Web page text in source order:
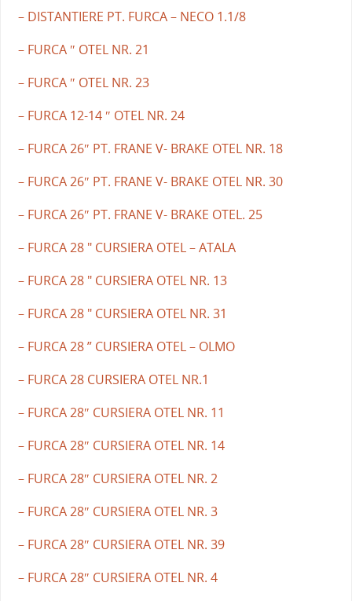
– DISTANTIERE PT. FURCA – NECO 1.1/8
– FURCA ″ OTEL NR. 21
– FURCA ″ OTEL NR. 23
– FURCA 12-14 ″ OTEL NR. 24
– FURCA 26″ PT. FRANE V- BRAKE OTEL NR. 18
– FURCA 26″ PT. FRANE V- BRAKE OTEL NR. 30
– FURCA 26″ PT. FRANE V- BRAKE OTEL. 25
– FURCA 28 " CURSIERA OTEL – ATALA
– FURCA 28 " CURSIERA OTEL NR. 13
– FURCA 28 " CURSIERA OTEL NR. 31
– FURCA 28 ” CURSIERA OTEL – OLMO
– FURCA 28 CURSIERA OTEL NR.1
– FURCA 28″ CURSIERA OTEL NR. 11
– FURCA 28″ CURSIERA OTEL NR. 14
– FURCA 28″ CURSIERA OTEL NR. 2
– FURCA 28″ CURSIERA OTEL NR. 3
– FURCA 28″ CURSIERA OTEL NR. 39
– FURCA 28″ CURSIERA OTEL NR. 4